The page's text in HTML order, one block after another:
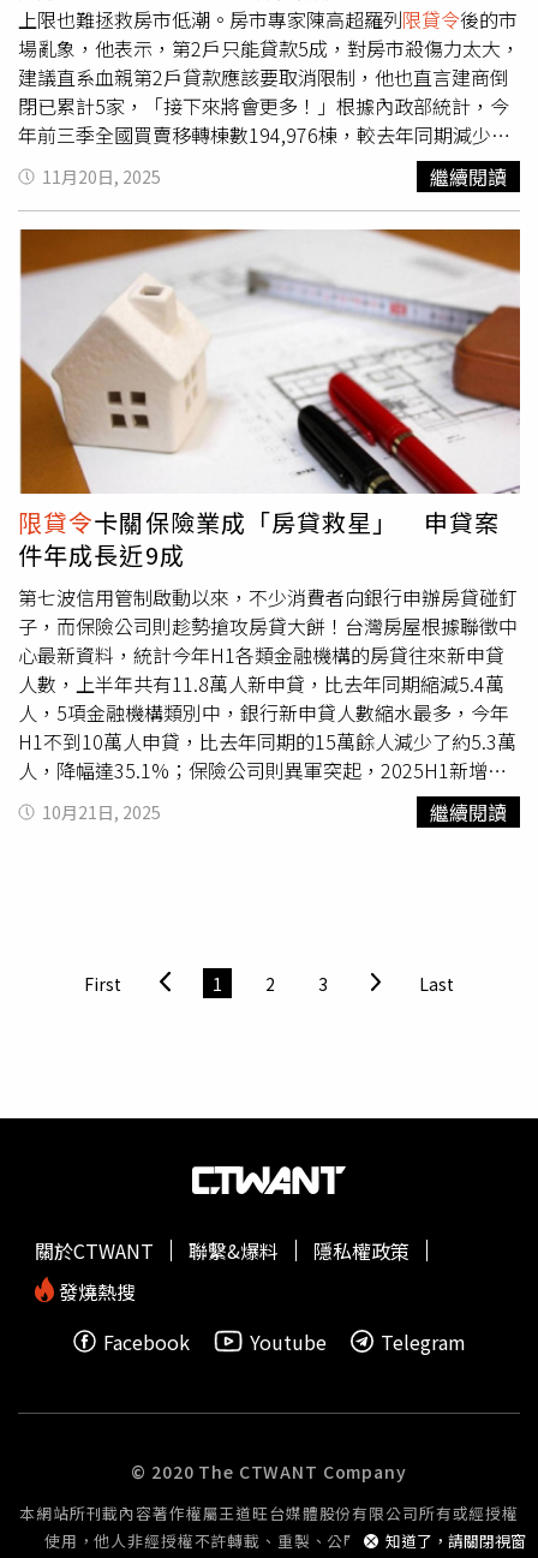
項，主張面積誤差解約。吳奕綸表示，若確認土地面積、主
建物或本房屋登記總面積誤差超過3%，買方可主張以此解
除契約。要是建商置之不理，第四種解套法為主張建物瑕
疵，吳奕綸表示，建商若有違法二工，或不動產說明書登載
不實，例如未記載漏水、嫌惡設施，購屋人可先向建商進行
協商，再依民法第252條主張減免違約金及主張物之瑕疵解
約，或減少價金等理由向法院提起訴訟。建商透露，曾碰到
不少在銀行貸款不順利的民眾，回過頭從驗屋或契約上找問
題，以拖延交屋時間或協商免違約金解約。（圖／黃耀徵
攝）不過這樣的做法，看在建商眼裡可能不是滋味，認為就
是來「找麻煩的」。對此，吳奕綸無奈表示，購屋人、建商
其實都是限貸令 政策下被波及的無辜者，不過若站在案件委
託人角度，也僅能以「挑契約問題」的權宜方法來協助客戶
無痛解約。至於未來打算買預售屋的民眾，吳奕綸建議在
「解除條約」上應做更詳細的解釋，目前常見解除條款看似
保護買方，但實際上存在多個爭議點，像是未約定貸款期限
及貸款成數定義、種類不明等，所以在條文上須留意約定貸
款期限、貸款為成交總價的貸款成數，且不包括信用貸款或
保證人貸款，避免日後爭議。
違約金解約。一位不願具名建商董座是少數願意讓客戶分期
的建商，他告訴CTWANT記者，他的某一案有近半戶數總價
都超過豪宅貸款門檻，4年前買賣條件可貸款55%，現在降
為3成，導致有快3成的客戶面臨自備款不足。「客戶支持
我，我也善待客戶，所以依合約精神，通融他們協商分期2
年償還銀行貸款不足的缺口，但也因此被綁住了3、4億，資
金流需特別警慎。」該建商最後告訴記者，他真的對政策非
常非常氣餒，同時也很擔心此做法在新聞上曝光會遭到同業
壓力，會有更多原本可以自己想辦法籌錢的客戶，都要找建
商分期付款。其中一名今年交屋超過700戶以上的建商也表
示，確實碰到很多客戶拿定型化契約跟他們談判希望可以分
期付款，他直言，「定這條規定的，真的不知道腦子在想什
麼，我們又不是開銀行，沒有理由要做這件事啊！」並直指
這已違反公司法，是相當矛盾，但因為是政府公告的定型化
契約無法修改，新案簽約仍得繼續保留該條款。他分享他們
公司的做法，如果真的碰到客戶貸款有問題，會介入幫忙配
對到可貸款的銀行為止，能理解客戶的心情，所以都會個案
處理，不會扣延遲交屋的利息，但也絕對不可能讓客戶分
期。他也表示，就算客戶強硬到要申訴或提告，也是耗費時
間和金錢，在他們溫柔且堅定的態度下，最後都會願意妥
協，「我們會以軟硬兼施的車輪戰，陪伴客戶完成履約交
屋。」不動產協進會理事長張麗莉就表示，要建商讓客戶分
期償還的風險高，因為房子已經過戶，若是碰到客戶事業不
順，日後無法償還欠款，想向客戶提告返還金額，力度也不
夠，因為只能是排在銀行後的第二順位。 不動產建築開發
公會全聯會理事長楊玉全則認為，該條款訂定背景是當時市
場上部分賣方於廣告上以「保證」或「承諾」一定貸款成數
方式招攬與提高消費者購買意願，才順應出現的條款內容，
並非只要買方房貸成數出現缺口，賣方即有義務處理該差
交易糾紛與民怨。（示意圖／CTWANT資料室）楊玉全也表
示，另一爭議是迄今未能明確指出該差額屬於建商「分期付
不住腳，也會找購屋人毛病，以避開總價15%的違約金。張
場造成一片混亂，衍生許多消費糾紛，買賣雙方皆成了政策
下的無辜犧牲者！張麗莉表示，目前交易市場因
係，衍生許多消費糾紛。（圖／林榮芳攝）房市專家何世昌
也表示，民眾因
成需要爭鋒相對、相互角力，傷害的是每個被斷頭的家庭、
上限也難拯救房市低潮。房市專家陳高超羅列限貸令後的市
場亂象，他表示，第2戶只能貸款5成，對房市殺傷力太大，
建議直系血親第2戶貸款應該要取消限制，他也直言建商倒
閉已累計5家，「接下來將會更多！」根據內政部統計，今
年前三季全國買賣移轉棟數194,976棟，較去年同期減少
28.1%，創下2017年以來新低；另根據財政部統計，今年1
至8月房地合一稅只達345億元，年減21%，雙雙出現財政
「搶救！首購、換屋族限貸令
崩盤效應」座談。執行長陳高
超表示，
限貸令造成房市買氣急凍、購屋者賠錢出場、換約
違約等等問題，也傳出建商倒閉消息，一系列實質傷害，都
由購屋者承擔，一向有經濟火車頭工業之稱的房地產稅收，
也大幅銳減。富比士網路科技公司舉辦「搶救！首購購、換
屋族限貸令崩盤效應」座談。（圖／林榮芳攝）他進一步指
出，去年下半年祭出
限貸令
後，許多購屋人在政策「溯及既
往」追殺下，出現換約甚至違約的亂象，像是已簽約者被告
知申貸不到款，反而被要求補足現金；已有第2戶貸款的換
屋族，即使切結書已延長18個月，但房市仍急凍賣不出，同
樣被要補足現金；此外，央行將都更危老貸款計入「不動產
集中度」額度管控，所以水龍頭並沒有大開。他也舉出真實
案例，女兒幫媽媽買了總價2000萬元的房子，原本預期貸
款8成，在限貸令後被迫貸款降至5成，即將交屋的她，必須
補足中間的3成、600萬元現金，但她一時也拿不出來，建
商還要她繳交總價的5%交屋款，原本是一片孝心，現在卻
面臨被斷頭的風險。同為出席分享的律師吳奕綸也提到，他
的事務所客戶「也被斷了好幾顆頭」，當初買的時候預期能
貸款7、8成，但限貸令公布後要貸款時，受到貸款成數的限
制。據他了解，貸款額度還是集中在大建商，因此大建商不
會倒，他認為，政府用
方式打房價，實際上房價只會
縮。他認為，第2戶只能貸款5成，對房市殺傷力太大，有許
多人其實是有家族自用需求，建議直系血親第2戶貸款應該
頭限制購屋人貸款成數。」由於目前已經有慶群開發、太極
持續下探，「接下來將會倒更多！」
11月20日, 2025 繼續閱讀
限貸令卡關保險業成「房貸救星」 申貸案
件年成長近9成
第七波信用管制啟動以來，不少消費者向銀行申辦房貸碰釘
子，而保險公司則趁勢搶攻房貸大餅！台灣房屋根據聯徵中
心最新資料，統計今年H1各類金融機構的房貸往來新申貸
人數，上半年共有11.8萬人新申貸，比去年同期縮減5.4萬
人，5項金融機構類別中，銀行新申貸人數縮水最多，今年
H1不到10萬人申貸，比去年同期的15萬餘人減少了約5.3萬
人，降幅達35.1%；保險公司則異軍突起，2025H1新增申
貸人數達3813人，年增86.2%，將近9成，是業績成長最亮
眼的金融機構。台灣房屋集團趨勢中心執行長張旭嵐表示，
隨著銀行申貸難度提高，亟需資金活水的消費者，也轉向其
他金融機構辦理房貸。根據聯徵中心的數據，從限貸令
較少發展不動產放貸業務，因此可貸水位較充沛，去年起部
場，服務客戶之餘，也有助拓展保險客源。根據金管會8月
底的盤點說明，到明年底前，保險業還有3300億元的房貸
逆勢顯著成長。觀察新申貸案件的平均房貸利率，過去保險
公司的利率多半高於銀行，然而近一年來保險公司在利率競
申貸案件，平均房貸利率不到2.4%，略低於銀行2.417%。
房貸往來對象，以互動密切的自家優質保戶為大宗，因此給
予的利率條件也相對實惠，今年6月的平均利率僅高於郵政
儲金，優於銀行、信用合作社及農漁會等金融機構。至於郵
局的利率雖為各類金融機構中最低，但郵局放款有明確的年
10月21日, 2025 繼續閱讀
First 1 2 3 Last
知道了，請關閉視窗
關於CTWANT 聯繫&爆料
隱私權政策
發燒熱搜
Facebook
Youtube Telegram
© 2020 The CTWANT Company
本網站所刊載內容著作權屬王道旺台媒體股份有限公司所有或經授權
使用，他人非經授權不許轉載、重製、公開播送或公開傳輸。